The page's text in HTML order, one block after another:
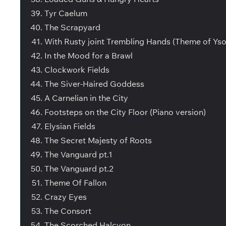
Tyr Caelum
The Scrapyard
With Rusty joint Trembling Hands (Theme of
In the Mood for a Brawl
Clockwork Fields
The Siver-Haired Goddess
A Carnelian in the City
Footsteps on the City Floor (Piano version)
Elysian Fields
The Secret Majesty of Roots
The Vanguard pt.1
The Vanguard pt.2
Theme Of Fallon
Crazy Eyes
The Consort